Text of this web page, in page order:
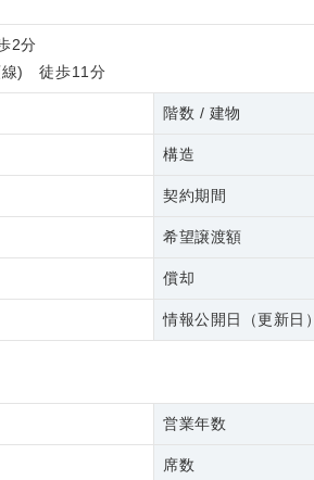
2分
線) 徒歩11分
階数 / 建物
構造
契約期間
希望譲渡額
償却
情報公開日（更新日）
営業年数
席数